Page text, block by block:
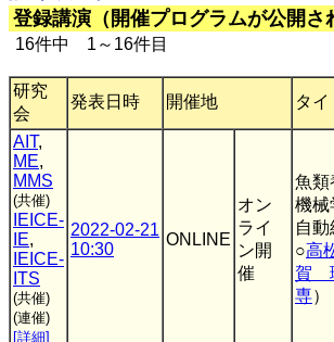
登録講演（開催プログラムが公開さ
16件中 1～16件目
研究
会
発表日時 開催地 タ
AIT,
ME,
MMS
(共催)
IEICE-
IE,
IEICE-
ITS
(共催)
(連催)
[詳細]
2022-02-21
10:30
ONLINE
オン
ライ
ン開
催
魚類
機械
自
○高
賀
専）